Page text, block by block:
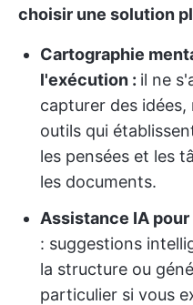
choisir une solution
Cartographie
l'exécution : il ne
capturer des idées,
outils qui
les pensées et les
les documents.
Assistance IA
: suggestions
la structure ou
particulier si vous